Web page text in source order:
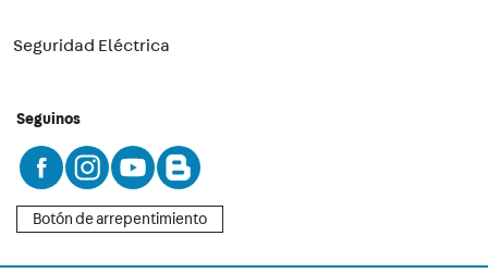
Seguridad Eléctrica
Seguinos
Botón de arrepentimiento